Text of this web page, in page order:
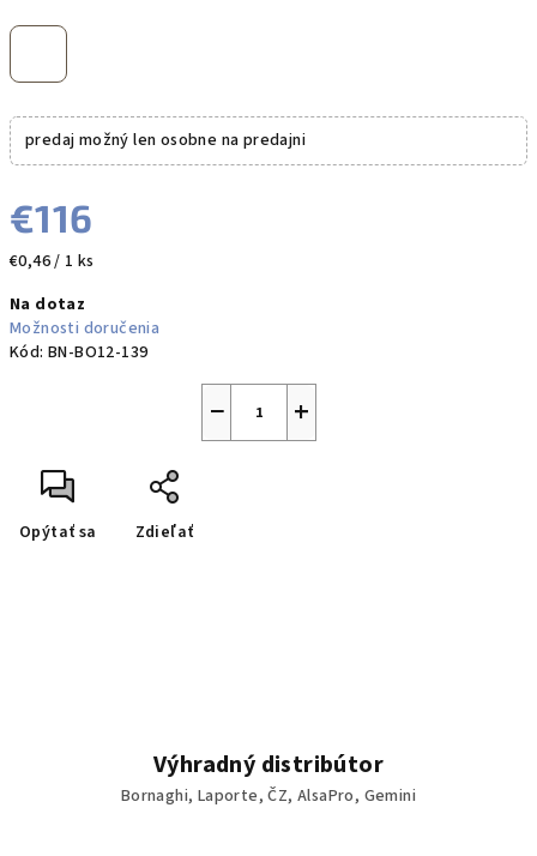
predaj možný len osobne na predajni
€116
Jednotková
€0,46 / 1 ks
Na dotaz
Možnosti doručenia
Kód: BN-BO12-139
+
−
Opýtať sa Zdieľať
Výhradný distribútor
Bornaghi, Laporte, ČZ, AlsaPro, Gemini